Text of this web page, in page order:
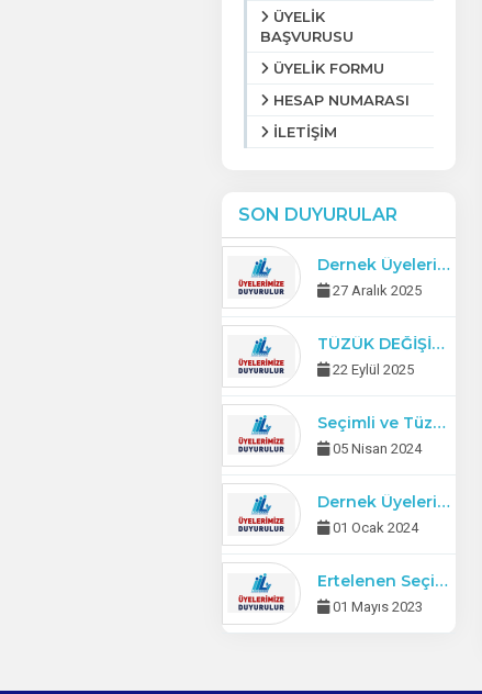
ÜYELİK
BAŞVURUSU
ÜYELİK FORMU
HESAP NUMARASI
İLETİŞİM
SON DUYURULAR
Dernek Üyelerimizin 2026 Üye Aidat Ödemeleri Başlamıştır.
27 Aralık 2025
TÜZÜK DEĞİŞİKLİĞİ İÇEREN OLAĞAN GENEL KURUL DUYURUSU
22 Eylül 2025
Seçimli ve Tüzük Değişikliği içeren Olağanüstü Genel Kurul Toplantı Duyurusu
05 Nisan 2024
Dernek Üyelerimizin 2024 Üye Aidat Ödemeleri Başlamıştır.
01 Ocak 2024
Ertelenen Seçimli ve Tüzük Değişikliği İçeren Olağanüstü Genel Kurul Toplantı Duyurusu
01 Mayıs 2023